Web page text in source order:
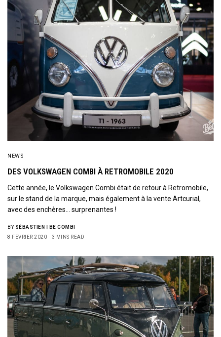
NEWS
DES VOLKSWAGEN COMBI À RETROMOBILE 2020
Cette année, le Volkswagen Combi était de retour à Retromobile,
sur le stand de la marque, mais également à la vente Artcurial,
avec des enchères… surprenantes !
BY SÉBASTIEN | BE COMBI
8 FÉVRIER 2020
3 MINS READ